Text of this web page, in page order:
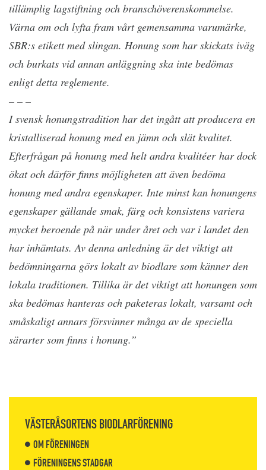
tillämplig lagstiftning och branschöverenskommelse.
Värna om och lyfta fram vårt gemensamma varumärke,
SBR:s etikett med slingan. Honung som har skickats iväg
och burkats vid annan anläggning ska inte bedömas
enligt detta reglemente.
– – –
I svensk honungstradition har det ingått att producera en
kristalliserad honung med en jämn och slät kvalitet.
Efterfrågan på honung med helt andra kvalitéer har dock
ökat och därför finns möjligheten att även bedöma
honung med andra egenskaper. Inte minst kan honungens
egenskaper gällande smak, färg och konsistens variera
mycket beroende på när under året och var i landet den
har inhämtats. Av denna anledning är det viktigt att
bedömningarna görs lokalt av biodlare som känner den
lokala traditionen. Tillika är det viktigt att honungen som
ska bedömas hanteras och paketeras lokalt, varsamt och
småskaligt annars försvinner många av de speciella
särarter som finns i honung.”
VÄSTERÅSORTENS BIODLARFÖRENING
OM FÖRENINGEN
FÖRENINGENS STADGAR